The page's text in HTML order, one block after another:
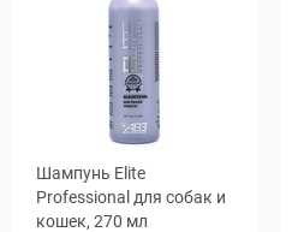
Шампунь Elite
Professional для собак и
кошек, 270 мл